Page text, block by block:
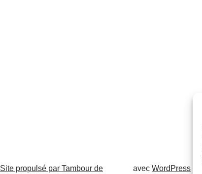
Site propulsé par Tambour de avec WordPress